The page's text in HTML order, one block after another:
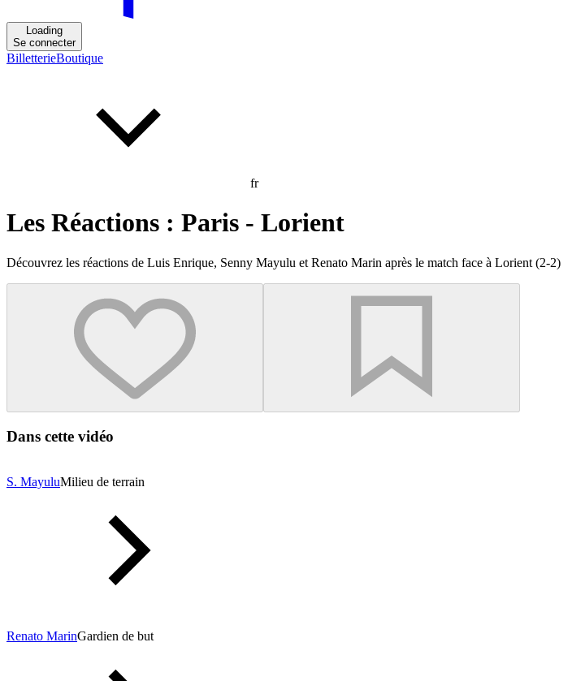
Loading
Se connecter
BilletterieBoutique
fr
Les Réactions : Paris - Lorient
Découvrez les réactions de Luis Enrique, Senny Mayulu et Renato Marin après le match face à Lorient (2-2)
Dans cette vidéo
S. MayuluMilieu de terrain
Renato MarinGardien de but